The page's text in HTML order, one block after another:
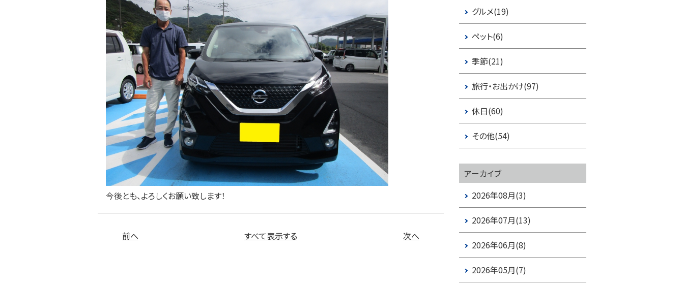
今後とも、よろしくお願い致します！
前へ すべて表示する 次へ
グルメ(19)
ペット(6)
季節(21)
旅行・お出かけ(97)
休日(60)
その他(54)
アーカイブ
2026年08月(3)
2026年07月(13)
2026年06月(8)
2026年05月(7)